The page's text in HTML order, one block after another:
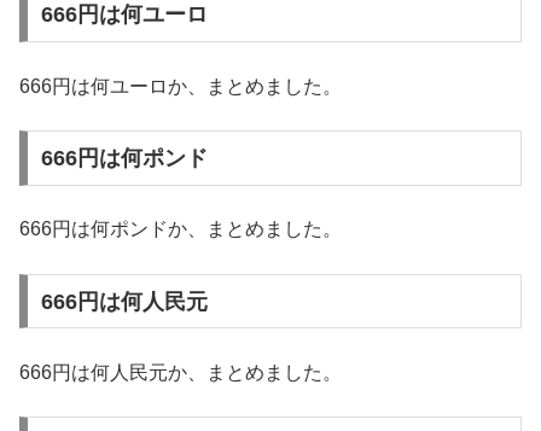
666円は何ユーロ
666円は何ユーロか、まとめました。
666円は何ポンド
666円は何ポンドか、まとめました。
666円は何人民元
666円は何人民元か、まとめました。